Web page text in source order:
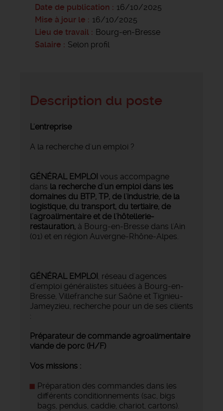
Date de publication
16/10/2025
Mise à jour le
16/10/2025
Lieu de travail
Bourg-en-Bresse
Salaire
Selon profil
Description du poste
L'entreprise
A la recherche d'un emploi ?
GÉNÉRAL EMPLOI vous accompagne
dans la recherche d'un emploi dans les
domaines du BTP, TP, de l'industrie, de la
logistique, du transport, du tertiaire, de
l'agroalimentaire et de l'hôtellerie-
restauration, à Bourg-en-Bresse dans l'Ain
(01) et en région Auvergne-Rhône-Alpes.
GÉNÉRAL EMPLOI , réseau d'agences
d’emploi généralistes situées à Bourg-en-
Bresse, Villefranche sur Saône et Tignieu-
Jameyzieu, recherche pour un de ses clients
:
Préparateur de commande agroalimentaire
viande de porc (H/F)
Vos missions :
Préparation des commandes dans les
différents conditionnements (sac, bigs
bags, pendus, caddie, chariot, cartons).